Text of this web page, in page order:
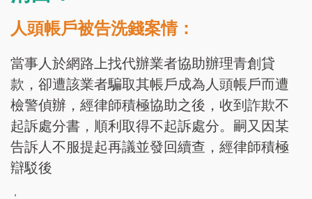
人頭帳戶被告洗錢案情：
當事人於網路上找代辦業者協助辦理青創貸
款，卻遭該業者騙取其帳戶成為人頭帳戶而遭
檢警偵辦，經律師積極協助之後，收到詐欺不
起訴處分書，順利取得不起訴處分。嗣又因某
告訴人不服提起再議並發回續查，經律師積極
辯駁後
，